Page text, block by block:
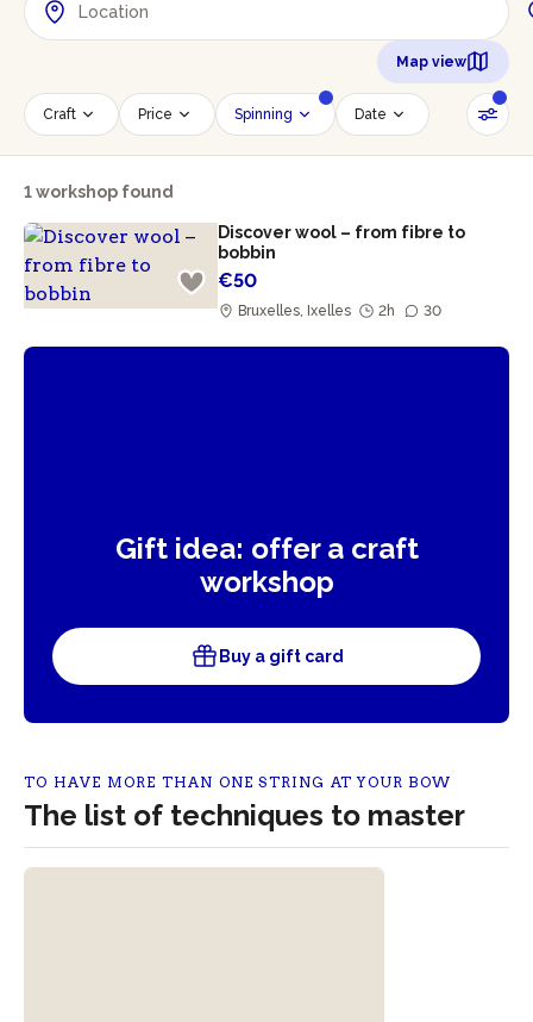
Map view
Craft Price Spinning Date
Time slot Number of persons
Age of participants
Reset filters
1 workshop found
Discover wool – from fibre to
bobbin
€50
Bruxelles, Ixelles 2h 30
Gift idea: offer a craft
workshop
Buy a gift card
TO HAVE MORE THAN ONE STRING AT YOUR BOW
The list of techniques to master